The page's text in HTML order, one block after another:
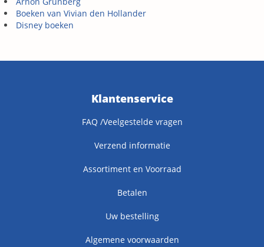
Boeken van Vivian den Hollander
Disney boeken
Klantenservice
FAQ /Veelgestelde vragen
Verzend informatie
Assortiment en Voorraad
Betalen
Uw bestelling
Algemene voorwaarden